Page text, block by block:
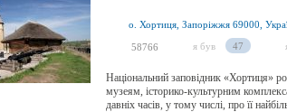
о. Хортиця, Запоріжжя 69000,
58766 я був 47
Національний заповідник «Хортиця»
музеям, історико-культурним
давніх часів, у тому числі, про її